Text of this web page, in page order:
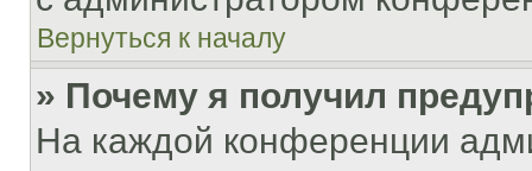
Вернуться к началу
» Почему я получил
На каждой конференции